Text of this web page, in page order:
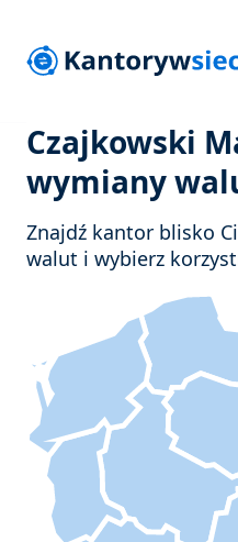
Czajkowski
wymiany
Znajdź kantor blisko
walut i wybierz